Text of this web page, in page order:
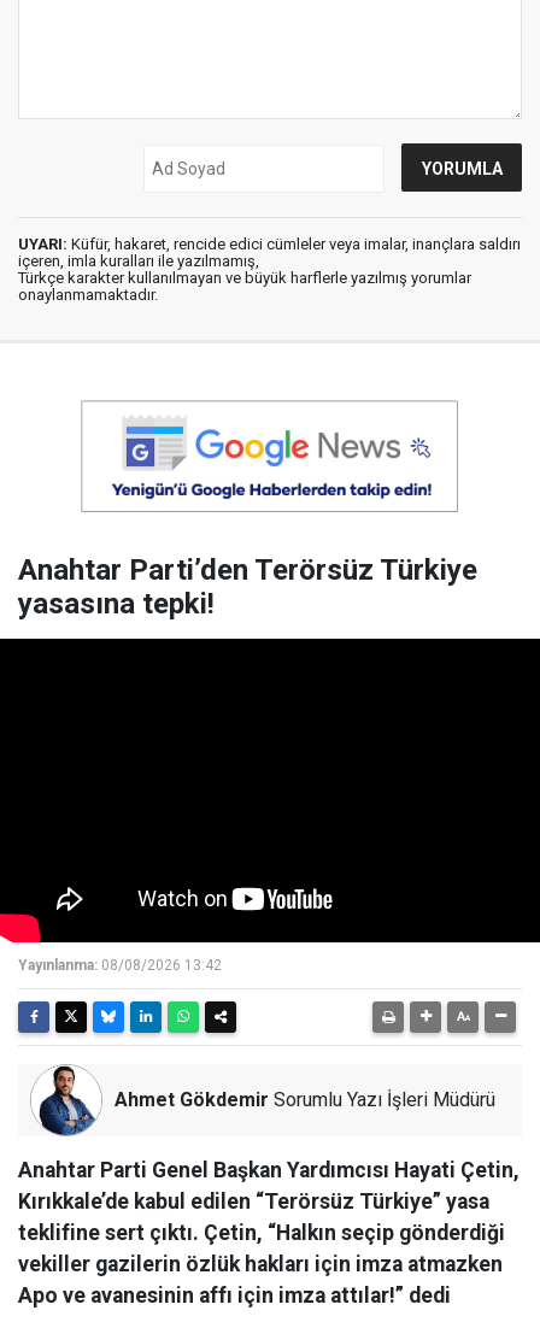
UYARI: Küfür, hakaret, rencide edici cümleler veya imalar, inançlara saldırı
içeren, imla kuralları ile yazılmamış,
Türkçe karakter kullanılmayan ve büyük harflerle yazılmış yorumlar
onaylanmamaktadır.
Anahtar Parti’den Terörsüz Türkiye
yasasına tepki!
Yayınlanma: 08/08/2026 13:42
Ahmet Gökdemir Sorumlu Yazı İşleri Müdürü
Anahtar Parti Genel Başkan Yardımcısı Hayati Çetin,
Kırıkkale’de kabul edilen “Terörsüz Türkiye” yasa
teklifine sert çıktı. Çetin, “Halkın seçip gönderdiği
vekiller gazilerin özlük hakları için imza atmazken
Apo ve avanesinin affı için imza attılar!” dedi